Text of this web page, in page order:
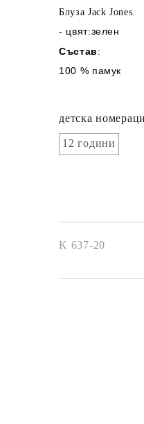
Блуза Jack Jones.
- цвят:зелен
Състав :
100 % памук
детска
12 години
K 637-20